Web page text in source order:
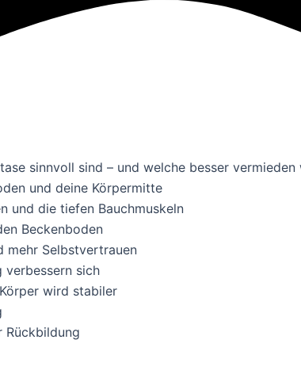
sinnvoll sind – und welche besser
und deine Körpermitte
und die tiefen Bauchmuskeln
Beckenboden
mehr Selbstvertrauen
verbessern sich
wird stabiler
Rückbildung